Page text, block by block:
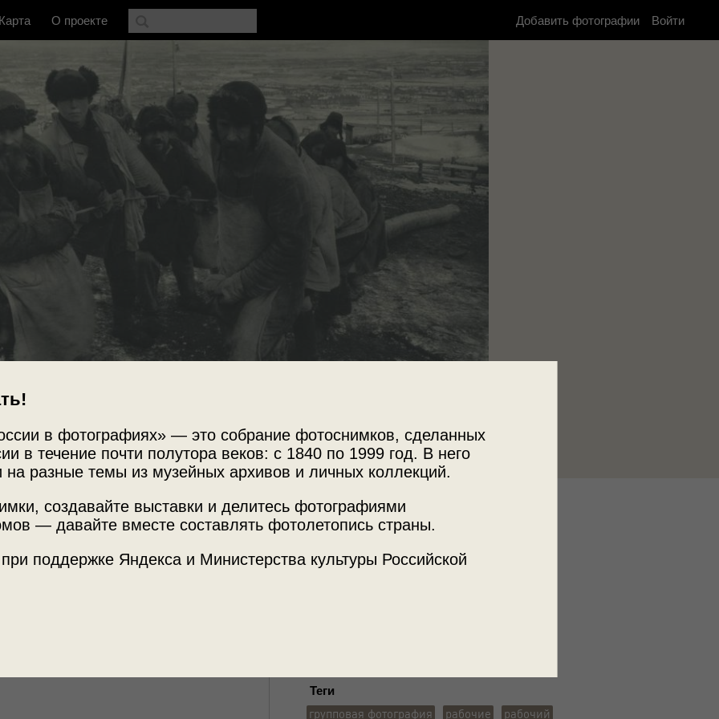
в фотографиях» — это собрание фотоснимков, сделанных
в течение почти полутора веков: с 1840 по 1999 год. В него
на разные темы из музейных архивов и личных коллекций.
создавайте выставки и делитесь фотографиями
— давайте вместе составлять фотолетопись страны.
поддержке Яндекса и Министерства культуры Российской
Карта О проекте Добавить фотографии Войти
Источник
МАММ / МДФ
Теги
групповая фотография рабочие рабочий
копей